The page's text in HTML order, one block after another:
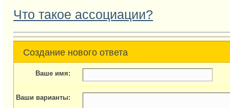
Что такое ассоциации?
Создание нового ответа
Ваше имя:
Ваши варианты: